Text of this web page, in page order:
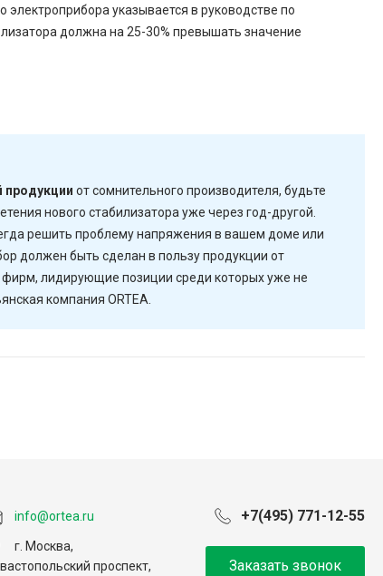
указывается в руководстве по
должна на 25-30% превышать значение
от сомнительного производителя, будьте
нового стабилизатора уже через год-другой.
решить проблему напряжения в вашем доме или
должен быть сделан в пользу продукции от
лидирующие позиции среди которых уже не
компания ORTEA.
info@ortea.ru +7(495) 771-12-55
г. Москва,
проспект,
Заказать звонок